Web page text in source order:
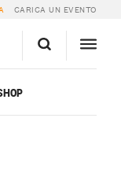
CARICA UN EVENTO